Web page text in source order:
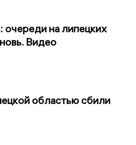
очереди на липецких
Видео
областью сбили